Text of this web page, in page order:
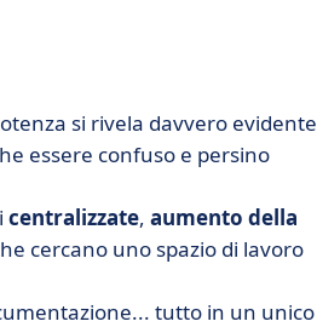
si rivela davvero evidente
essere confuso e persino
centralizzate, aumento della
cercano uno spazio di lavoro
tutto in un unico